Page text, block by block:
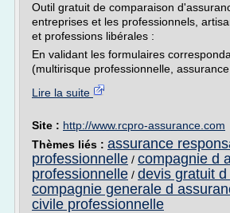
Outil gratuit de comparaison
entreprises et les professionnels,
et professions libérales :
En validant les formulaires
(multirisque professionnelle, assurance
Lire la suite
Site : http://www.rcpro-assurance.com
Thèmes liés : assurance
professionnelle / compagnie d
professionnelle / devis gratuit
compagnie generale d
civile professionnelle